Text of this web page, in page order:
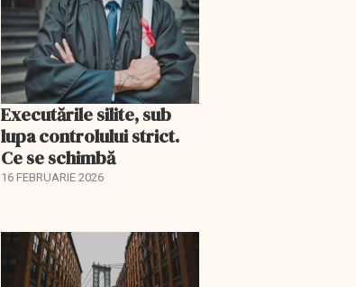
Executările silite, sub
lupa controlului strict.
Ce se schimbă
16 FEBRUARIE 2026